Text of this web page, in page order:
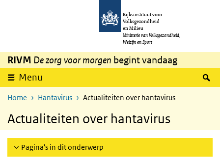
Overslaan en naar de inhoud gaan
Rijksinstituut voor
Volksgezondheid
en Milieu
Ministerie van Volksgezondheid,
Welzijn en Sport
RIVM De zorg voor morgen begint vandaag
Menu
Home Hantavirus Actualiteiten over hantavirus
Actualiteiten over hantavirus
Pagina's in dit onderwerp